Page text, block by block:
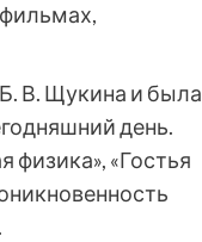
В. Щукина и была
день.
физика», «Гостья